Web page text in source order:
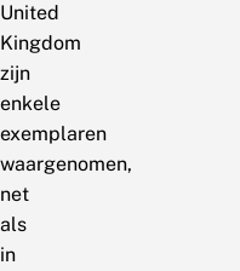
United
Kingdom
zijn
enkele
exemplaren
waargenomen,
net
als
in